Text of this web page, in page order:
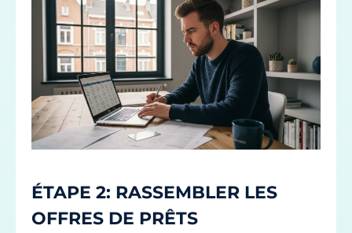
ÉTAPE 2: RASSEMBLER LES
OFFRES DE PRÊTS